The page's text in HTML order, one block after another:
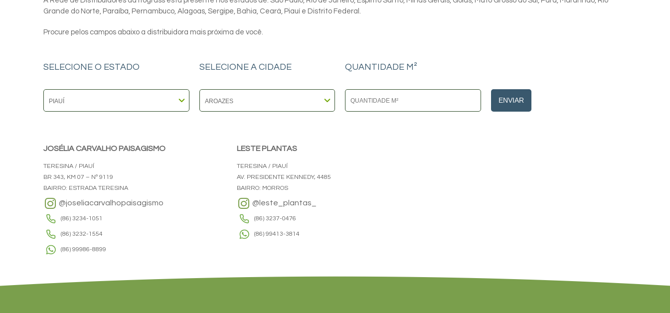
Grande do Norte, Paraíba, Pernambuco, Alagoas, Sergipe, Bahia, Ceará, Piauí e Distrito Federal.
Procure pelos campos abaixo a distribuidora mais próxima de você.
SELECIONE O ESTADO SELECIONE A CIDADE QUANTIDADE M²
ENVIAR
JOSÉLIA CARVALHO PAISAGISMO
TERESINA / PIAUÍ
BR 343, KM 07 – Nº 9119
BAIRRO: ESTRADA TERESINA
@joseliacarvalhopaisagismo
(86) 3234-1051
(86) 3232-1554
(86) 99986-8899
LESTE PLANTAS
TERESINA / PIAUÍ
AV. PRESIDENTE KENNEDY, 4485
BAIRRO: MORROS
@leste_plantas_
(86) 3237-0476
(86) 99413-3814